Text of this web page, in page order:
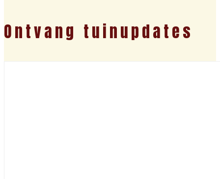
Ontvang tuinupdates